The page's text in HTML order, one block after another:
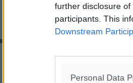
further disclosure of
participants. This
Downstream
Personal Data
της
ΑΘΛΗΤΙΚΆ
Χωρίς
08.08.26 · 12:00